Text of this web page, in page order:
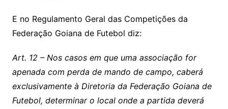
E no Regulamento Geral das Competições da
Federação Goiana de Futebol diz:
Art. 12 – Nos casos em que uma associação for
apenada com perda de mando de campo, caberá
exclusivamente à Diretoria da Federação Goiana de
Futebol, determinar o local onde a partida deverá